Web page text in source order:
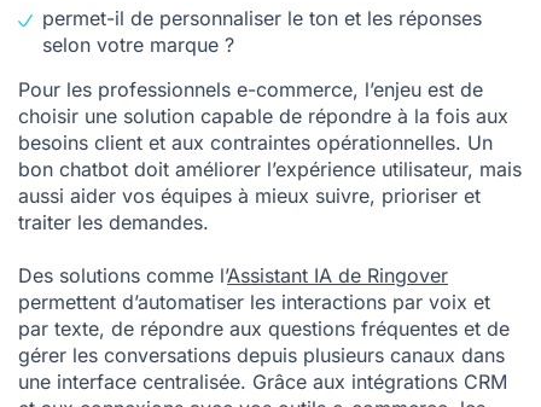
permet-il de personnaliser le ton et les réponses
selon votre marque ?
Pour les professionnels e-commerce, l’enjeu est de
choisir une solution capable de répondre à la fois aux
besoins client et aux contraintes opérationnelles. Un
bon chatbot doit améliorer l’expérience utilisateur, mais
aussi aider vos équipes à mieux suivre, prioriser et
traiter les demandes.
Des solutions comme l’Assistant IA de Ringover
permettent d’automatiser les interactions par voix et
par texte, de répondre aux questions fréquentes et de
gérer les conversations depuis plusieurs canaux dans
une interface centralisée. Grâce aux intégrations CRM